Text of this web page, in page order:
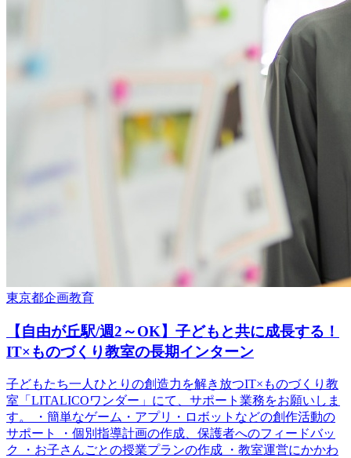
東京都企画教育
【自由が丘駅/週2～OK】子どもと共に成長する！
IT×ものづくり教室の長期インターン
子どもたち一人ひとりの創造力を解き放つIT×ものづくり教
室「LITALICOワンダー」にて、サポート業務をお願いしま
す。 ・簡単なゲーム・アプリ・ロボットなどの創作活動の
サポート ・個別指導計画の作成、保護者へのフィードバッ
ク ・お子さんごとの授業プランの作成 ・教室運営にかかわ